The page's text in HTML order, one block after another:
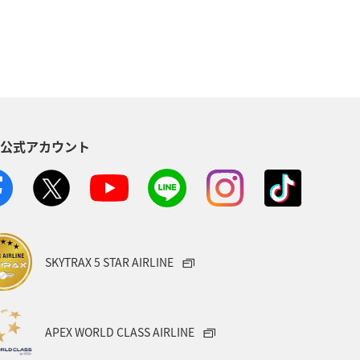
式アカウント
SKYTRAX 5 STAR AIRLINE
APEX WORLD CLASS AIRLINE